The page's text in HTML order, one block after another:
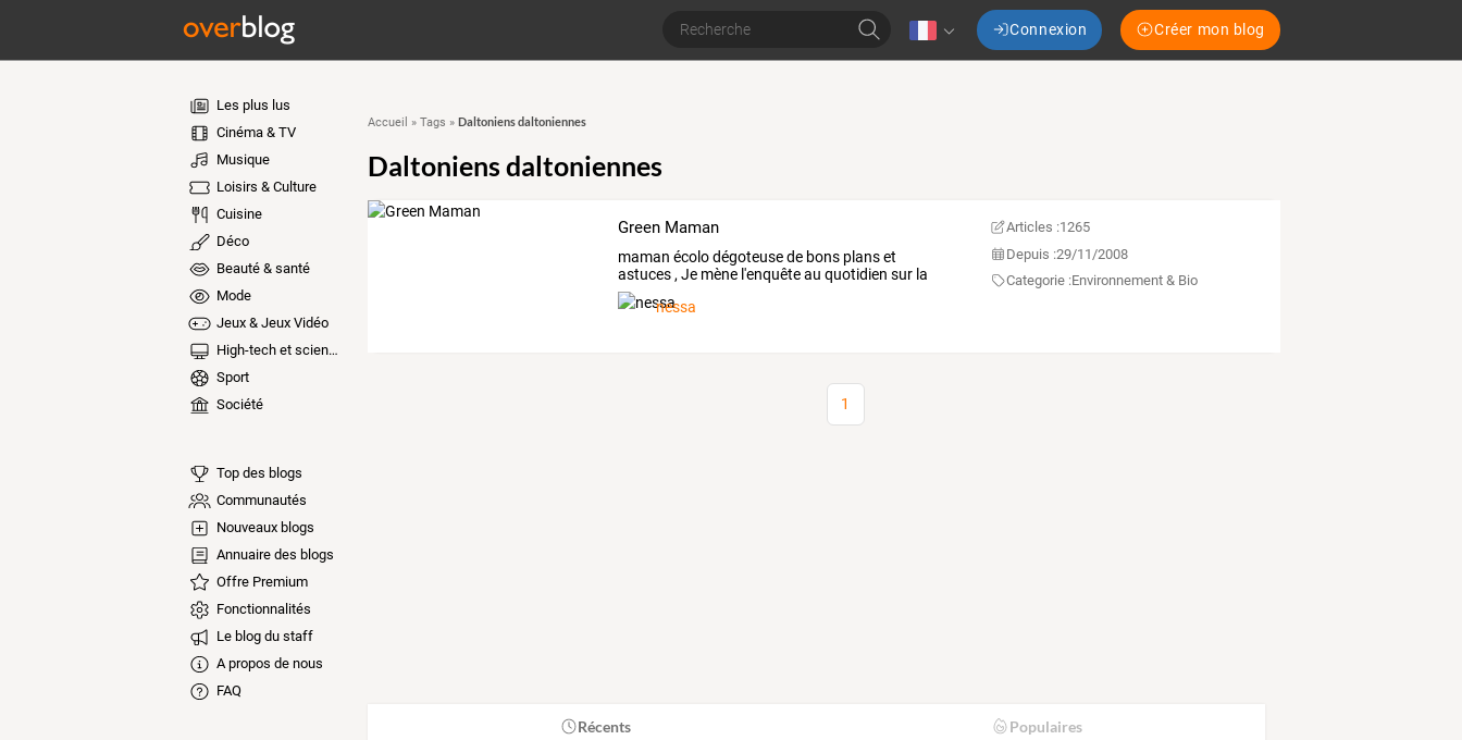
Connexion Créer mon blog
Les plus lus
Cinéma & TV
Musique
Loisirs & Culture
Cuisine
Déco
Beauté & santé
Mode
Jeux & Jeux Vidéo
High-tech et sciences
Sport
Société
Top des blogs
Communautés
Nouveaux blogs
Annuaire des blogs
Offre Premium
Fonctionnalités
Le blog du staff
A propos de nous
FAQ
Accueil » Tags » Daltoniens daltoniennes
Daltoniens daltoniennes
Green Maman
maman écolodégoteusede bons planset
astuces , Je mène l'enquêteau quotidien sur la
toxicité
nessa
Articles :1265
Depuis :29/11/2008
Categorie :Environnement & Bio
1
Récents Populaires